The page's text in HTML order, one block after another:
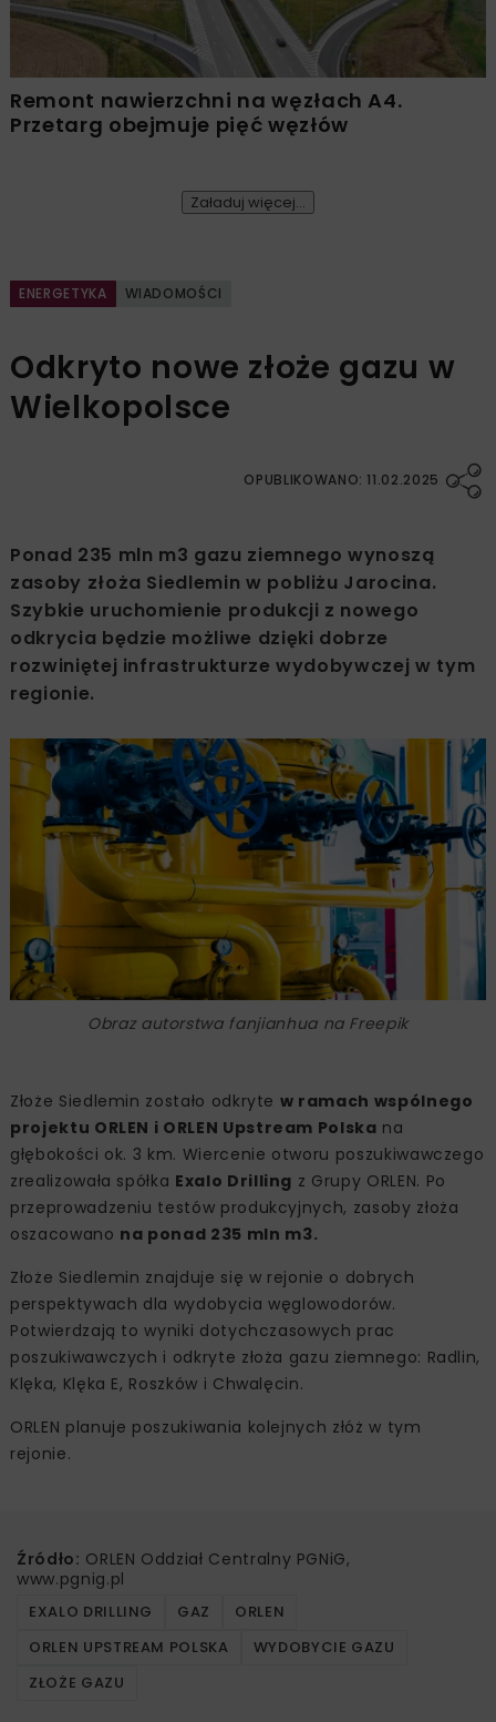
Remont nawierzchni na węzłach A4.
Przetarg obejmuje pięć węzłów
Załaduj więcej...
ENERGETYKA WIADOMOŚCI
Odkryto nowe złoże gazu w
Wielkopolsce
OPUBLIKOWANO: 11.02.2025
Ponad 235 mln m3 gazu ziemnego wynoszą
zasoby złoża Siedlemin w pobliżu Jarocina.
Szybkie uruchomienie produkcji z nowego
odkrycia będzie możliwe dzięki dobrze
rozwiniętej infrastrukturze wydobywczej w tym
regionie.
Obraz autorstwa fanjianhua na Freepik
Złoże Siedlemin zostało odkryte w ramach wspólnego
projektu ORLEN i ORLEN Upstream Polska na
głębokości ok. 3 km. Wiercenie otworu poszukiwawczego
zrealizowała spółka Exalo Drilling z Grupy ORLEN. Po
przeprowadzeniu testów produkcyjnych, zasoby złoża
oszacowano na ponad 235 mln m3.
Złoże Siedlemin znajduje się w rejonie o dobrych
perspektywach dla wydobycia węglowodorów.
Potwierdzają to wyniki dotychczasowych prac
poszukiwawczych i odkryte złoża gazu ziemnego: Radlin,
Klęka, Klęka E, Roszków i Chwalęcin.
ORLEN planuje poszukiwania kolejnych złóż w tym
rejonie.
Źródło: ORLEN Oddział Centralny PGNiG,
www.pgnig.pl
EXALO DRILLING GAZ
ORLEN
ORLEN UPSTREAM POLSKA
WYDOBYCIE GAZU
ZŁOŻE GAZU